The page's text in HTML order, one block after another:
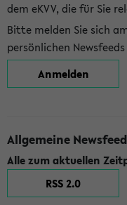
dem eKVV, die für Sie
Bitte melden Sie sich
persönlichen
Anmelden
Allgemeine
Alle zum aktuellen
RSS 2.0